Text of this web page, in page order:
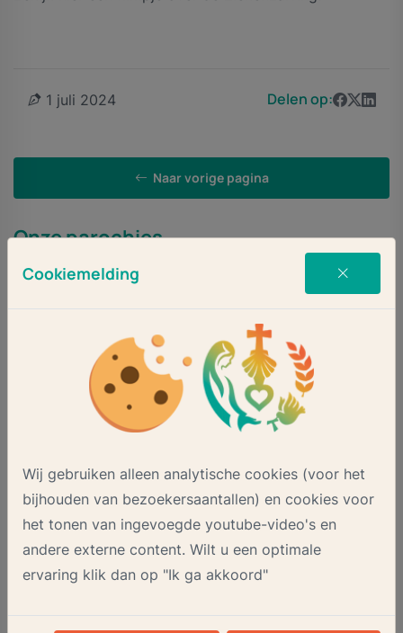
Cookiemelding
Wij gebruiken alleen analytische cookies (voor het
bijhouden van bezoekersaantallen) en cookies voor
het tonen van ingevoegde youtube-video's en
andere externe content. Wilt u een optimale
ervaring klik dan op "Ik ga akkoord"
1 juli 2024 Delen op:
Naar vorige pagina
Onze parochies
MARIA VLUCHT
053-5361675
MEER INFO
ST. FRANCISCUS VAN ASSISIË
053-5743929
ST. JACOBUS DE MEERDERE
053-4785306
MEER INFO